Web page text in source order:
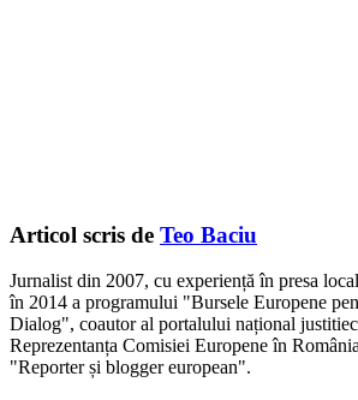
Articol scris de Teo Baciu
Jurnalist din 2007, cu experiență în presa
în 2014 a programului "Bursele Europene
Dialog", coautor al portalului național
Reprezentanța Comisiei Europene în
"Reporter și blogger european".